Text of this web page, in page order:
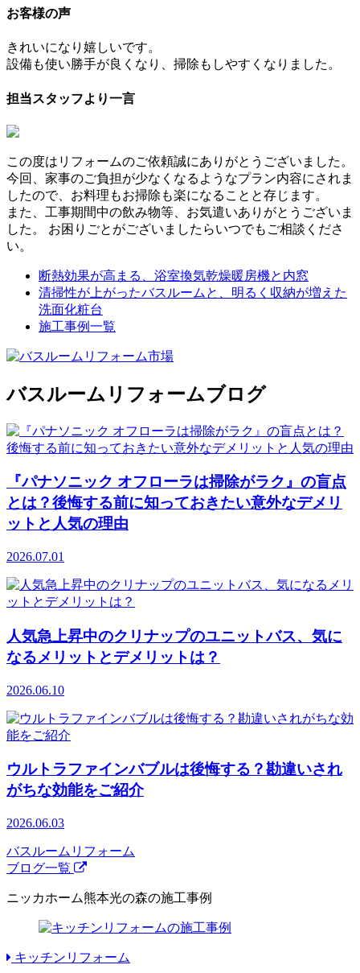
お客様の声
きれいになり嬉しいです。
設備も使い勝手が良くなり、掃除もしやすくなりました。
担当スタッフより一言
この度はリフォームのご依頼誠にありがとうございました。
今回、家事のご負担が少なくなるようなプラン内容にされま
したので、お料理もお掃除も楽になることと存じます。
また、工事期間中の飲み物等、お気遣いありがとうございま
した。 お困りごとがございましたらいつでもご相談くださ
い。
断熱効果が高まる、浴室換気乾燥暖房機と内窓
清掃性が上がったバスルームと、明るく収納が増えた
洗面化粧台
施工事例一覧
バスルームリフォームブログ
『パナソニック オフローラは掃除がラク』の盲点
とは？後悔する前に知っておきたい意外なデメリ
ットと人気の理由
2026.07.01
人気急上昇中のクリナップのユニットバス、気に
なるメリットとデメリットは？
2026.06.10
ウルトラファインバブルは後悔する？勘違いされ
がちな効能をご紹介
2026.06.03
バスルームリフォーム
ブログ一覧
ニッカホーム熊本光の森の施工事例
キッチンリフォーム